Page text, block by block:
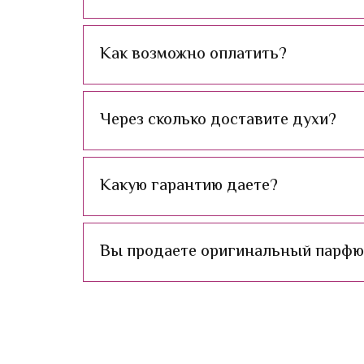
Как возможно оплатить?
Через сколько доставите духи?
Какую гарантию даете?
Вы продаете оригинальный